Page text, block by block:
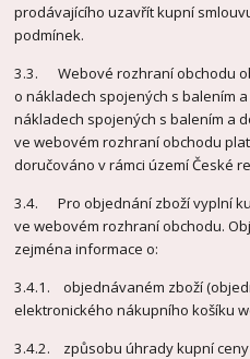
prodávajícího uzavřít kupní
podmínek.
3.3. Webové rozhraní obchodu
o nákladech spojených s balením
nákladech spojených s balením a
ve webovém rozhraní obchodu
doručováno v rámci území České
3.4. Pro objednání zboží vyplní
ve webovém rozhraní obchodu.
zejména informace o:
3.4.1. objednávaném zboží
elektronického nákupního košíku
3.4.2. způsobu úhrady kupní